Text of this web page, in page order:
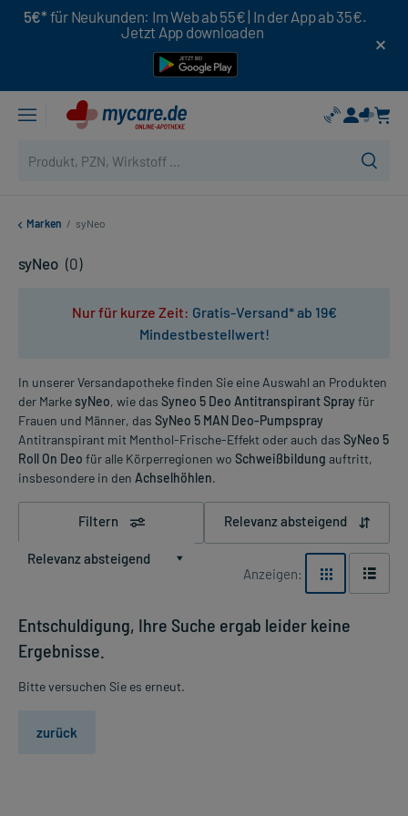
5€* für Neukunden: Im Web ab 55€ | In der App ab 35€.
Jetzt App downloaden
Marken / syNeo
syNeo (0)
Nur für kurze Zeit: Gratis-Versand* ab 19€
Mindestbestellwert!
In unserer Versandapotheke finden Sie eine Auswahl an Produkten
der MarkesyNeo, wie das Syneo 5 Deo Antitranspirant Sprayfür
Frauen und Männer, das SyNeo 5 MAN Deo-Pumpspray
Antitranspirant mit Menthol-Frische-Effekt oder auch das SyNeo 5
Roll On Deo für alle Körperregionen wo Schweißbildung auftritt,
insbesondere in den Achselhöhlen.
Filtern Relevanz absteigend
Relevanz absteigend
Anzeigen:
Entschuldigung, Ihre Suche ergab leider keine
Ergebnisse.
Bitte versuchen Sie es erneut.
zurück